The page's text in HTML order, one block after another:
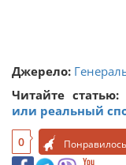
Джерело:
Читайте
или реальный
0 Понравилось